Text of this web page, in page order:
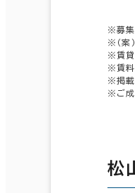
※募集
※（案
※賃貸
※賃料
※掲載
※ご成
松